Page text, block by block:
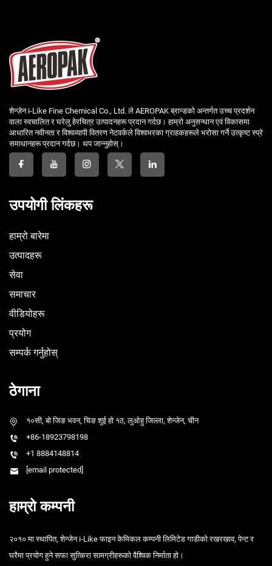
शेन्ज़ेन i-Like Fine Chemical Co., Ltd. ले AEROPAK ब्रान्डको अन्तर्गत उच्च प्रदर्शन
वाला स्वचालित र घरेलु हेरचित्र उत्पादनहरू प्रदान गर्दछ। हाम्रो अनुसन्धान एवं विकासमा
आधारित नवीनता र विश्वव्यापी वितरण नेटवर्कले विश्वभरका ग्राहकहरूले भरोसा गर्ने उत्कृष्ट स्प्रे
समाधानहरू प्रदान गर्दछ। थप जान्नुहोस्।
उपयोगी लिंकहरू
हाम्रो बारेमा
उत्पादहरू
सेवा
समाचार
वीडियोहरू
प्रयोग
सम्पर्क गर्नुहोस्
ठेगाना
१०सी, बो जिङ भवन, चिङ शुई हो १ठ, लुओहु जिल्ला, शेन्जेन, चीन
+86-18923798198
+1 8884148814
[email protected]
हाम्रो कम्पनी
२०१० मा स्थापित, शेन्जेन i-Like फाइन केमिकल कम्पनी लिमिटेड गाडीको रखरखाव, पेन्ट र
घरैमा प्रयोग हुने सफा सुत्किरा सामग्रीहरूको वैश्विक निर्माता हो।